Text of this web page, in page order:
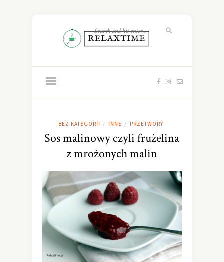
BEZ KATEGORII / INNE / PRZETWORY
Sos malinowy czyli frużelina
z mrożonych malin